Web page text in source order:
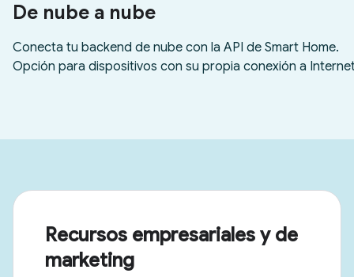
Recursos empresariales y de
marketing